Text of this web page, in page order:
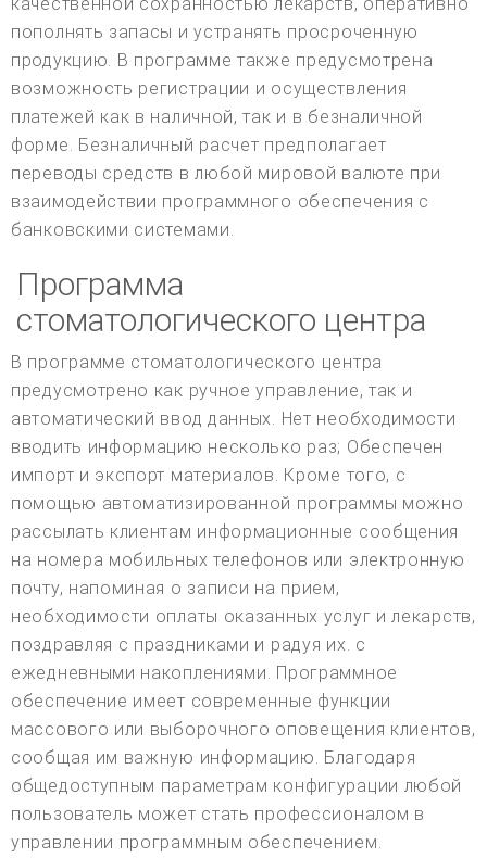
пополнять запасы и устранять просроченную
продукцию. В программе также предусмотрена
возможность регистрации и осуществления
платежей как в наличной, так и в безналичной
форме. Безналичный расчет предполагает
переводы средств в любой мировой валюте при
взаимодействии программного обеспечения с
банковскими системами.
Программа
стоматологического центра
В программе стоматологического центра
предусмотрено как ручное управление, так и
автоматический ввод данных. Нет необходимости
вводить информацию несколько раз; Обеспечен
импорт и экспорт материалов. Кроме того, с
помощью автоматизированной программы можно
рассылать клиентам информационные сообщения
на номера мобильных телефонов или электронную
почту, напоминая о записи на прием,
необходимости оплаты оказанных услуг и лекарств,
поздравляя с праздниками и радуя их. с
ежедневными накоплениями. Программное
обеспечение имеет современные функции
массового или выборочного оповещения клиентов,
сообщая им важную информацию. Благодаря
общедоступным параметрам конфигурации любой
пользователь может стать профессионалом в
управлении программным обеспечением.